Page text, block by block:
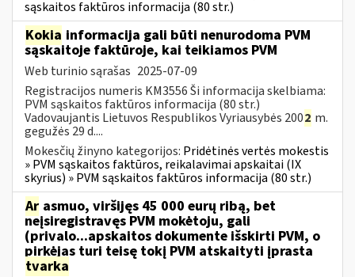
sąskaitos faktūros informacija (80 str.)
Kokia informacija gali būti nenurodoma PVM
sąskaitoje faktūroje, kai teikiamos PVM
Web turinio sąrašas 2025-07-09
Registracijos numeris KM3556 Ši informacija skelbiama:
PVM sąskaitos faktūros informacija (80 str.)
Vadovaujantis Lietuvos Respublikos Vyriausybės 2002 m.
gegužės 29 d....
Mokesčių žinyno kategorijos: Pridėtinės vertės mokestis
» PVM sąskaitos faktūros, reikalavimai apskaitai (IX
skyrius) » PVM sąskaitos faktūros informacija (80 str.)
Ar asmuo, viršijęs 45 000 eurų ribą, bet
neįsiregistravęs PVM mokėtoju, gali
(privalo...apskaitos dokumente išskirti PVM, o
pirkėjas turi teisę tokį PVM atskaityti įprasta
tvarka